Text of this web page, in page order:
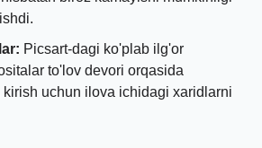
Picsart-dagi ko'plab ilg'or
to'lov devori orqasida
uchun ilova ichidagi xaridlarni